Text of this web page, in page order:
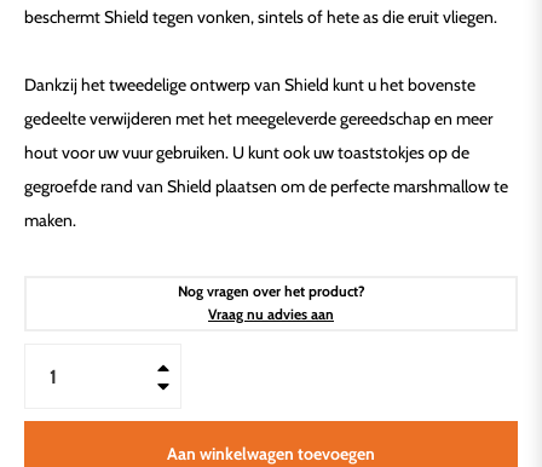
beschermt Shield tegen vonken, sintels of hete as die eruit vliegen.
Dankzij het tweedelige ontwerp van Shield kunt u het bovenste
gedeelte verwijderen met het meegeleverde gereedschap en meer
hout voor uw vuur gebruiken. U kunt ook uw toaststokjes op de
gegroefde rand van Shield plaatsen om de perfecte marshmallow te
maken.
Nog vragen over het product?
Vraag nu advies aan
Aan winkelwagen toevoegen